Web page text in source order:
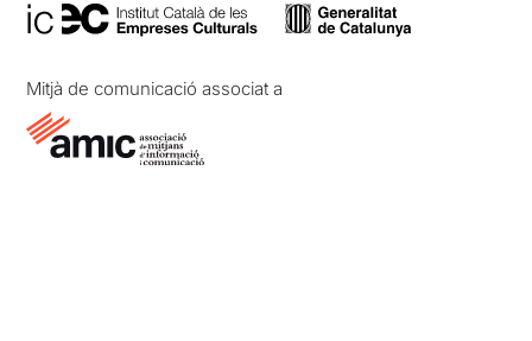
Mitjà de comunicació associat a